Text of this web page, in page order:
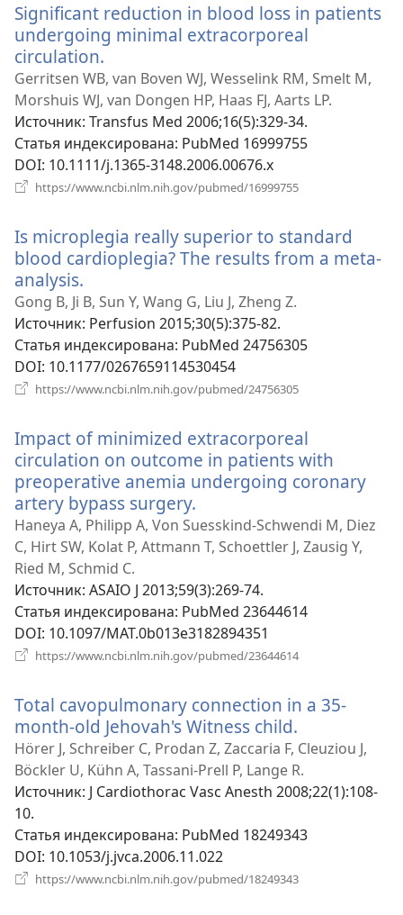
окне)
Significant reduction in blood loss in patients
undergoing minimal extracorporeal
circulation.
в
новом
окне)
Gerritsen WB, van Boven WJ, Wesselink RM, Smelt M,
Morshuis WJ, van Dongen HP, Haas FJ, Aarts LP.
Источник‎: Transfus Med 2006;16(5):329-34.
Статья индексирована‎: PubMed 16999755
DOI‎: 10.1111/j.1365-3148.2006.00676.x
https://www.ncbi.nlm.nih.gov/pubmed/16999755
окне)
Is microplegia really superior to standard
blood cardioplegia? The results from a meta-
analysis.
в
новом
окне)
Gong B, Ji B, Sun Y, Wang G, Liu J, Zheng Z.
Источник‎: Perfusion 2015;30(5):375-82.
Статья индексирована‎: PubMed 24756305
DOI‎: 10.1177/0267659114530454
https://www.ncbi.nlm.nih.gov/pubmed/24756305
окне)
Impact of minimized extracorporeal
circulation on outcome in patients with
preoperative anemia undergoing coronary
artery bypass surgery.
в
новом
Haneya A, Philipp A, Von Suesskind-Schwendi M, Diez
C, Hirt SW, Kolat P, Attmann T, Schoettler J, Zausig Y,
Ried M, Schmid C.
Источник‎: ASAIO J 2013;59(3):269-74.
Статья индексирована‎: PubMed 23644614
DOI‎: 10.1097/MAT.0b013e3182894351
https://www.ncbi.nlm.nih.gov/pubmed/23644614
окне)
Total cavopulmonary connection in a 35-
month-old Jehovah's Witness child.
в
новом
окне)
Hörer J, Schreiber C, Prodan Z, Zaccaria F, Cleuziou J,
Böckler U, Kühn A, Tassani-Prell P, Lange R.
Источник‎: J Cardiothorac Vasc Anesth 2008;22(1):108-
10.
Статья индексирована‎: PubMed 18249343
DOI‎: 10.1053/j.jvca.2006.11.022
https://www.ncbi.nlm.nih.gov/pubmed/18249343